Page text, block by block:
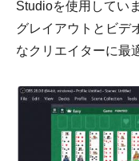
Studioを使用してい
グレイアウトとビデ
なクリエイターに最